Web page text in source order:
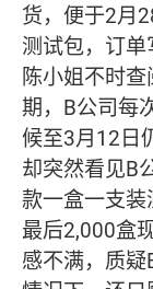
货，便于2月
测试包，订单
陈小姐不时
期，B公司每
候至3月12日
却突然看见B
款一盒一支
最后2,000盒
感不满，质